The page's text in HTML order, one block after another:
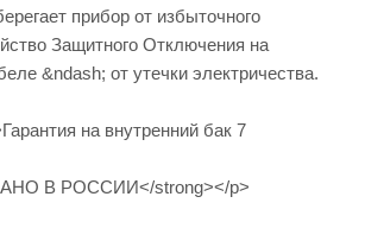
прибор от избыточного
Защитного Отключения на
&ndash; от утечки электричества.
на внутренний бак 7
В РОССИИ</strong></p>